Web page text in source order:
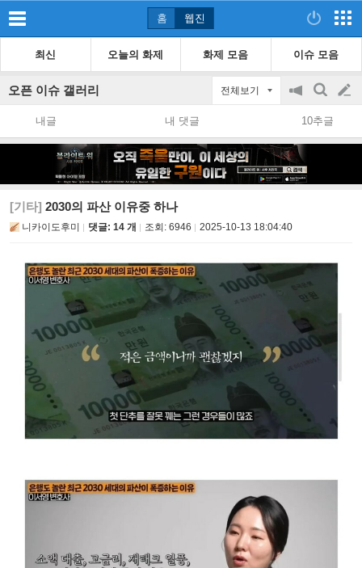
홈 웹진
최신 오늘의 화제 화제 모음 이슈 모음
오픈 이슈 갤러리 전체보기
공
지
on/off
검
색
글
쓰
내글 내 댓글 10추글
[기타] 2030의 파산 이유중 하나
니카이도후미 댓글: 14 개 조회: 6946 2025-10-13 18:04:40